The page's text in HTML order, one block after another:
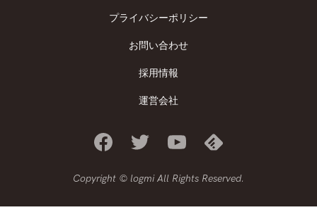
プライバシーポリシー
お問い合わせ
採用情報
運営会社
Copyright © logmi All Rights Reserved.